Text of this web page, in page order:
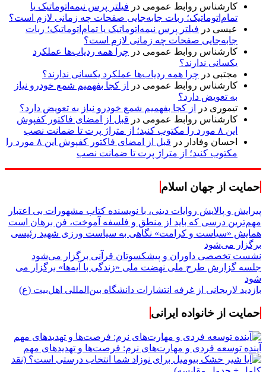
کارشناس روابط عمومی در فیلتر پرس نیمه‌اتوماتیک یا
تمام‌اتوماتیک؛ ربات جابه‌جایی صفحات چه زمانی لازم است؟
عیسی در فیلتر پرس نیمه‌اتوماتیک یا تمام‌اتوماتیک؛ ربات
جابه‌جایی صفحات چه زمانی لازم است؟
کارشناس روابط عمومی در چرا همه ردیاب‌ها عملکرد
یکسانی ندارند؟
مجتبی در چرا همه ردیاب‌ها عملکرد یکسانی ندارند؟
کارشناس روابط عمومی در
از کجا بفهمیم شمع خودرو نیاز
به تعویض دارد؟
تیموری در
از کجا بفهمیم شمع خودرو نیاز به تعویض دارد؟
کارشناس روابط عمومی در قبل از امضای فاکتور کفپوش
این ۸ مورد را مکتوب کنید؛ از متراژ پرت تا ضمانت نصب
احسان وفادار در
قبل از امضای فاکتور کفپوش این ۸ مورد را
مکتوب کنید؛ از متراژ پرت تا ضمانت نصب
حمایت از جهان اسلام
پیرایش و پالایش روایات دینی، با نویسنده کتاب مشهورات بی اعتبار
مهم‌ترین درسی که باید از منطق و فلسفه آموخت، فن برهان است
همایش «سیاست و کرامت» نگاهی به سیاست ورزی شهید رئیسی
برگزار می‌شود
نشست تخصصی داوران و پیشکسوتان قرآنی برگزار می‌شود
جلسه گزارش طرح ملی نهضت ملی «زندگی با آیه‌ها» برگزار می
شود
بازدید لاریجانی از غرفه انتشارات دانشگاه بین‌المللی اهل‌بیت (ع)
حمایت از خانواده ایرانی
آینده توسعه فردی و مهارت‌های نرم: فرصت‌ها و تهدیدهای مهم